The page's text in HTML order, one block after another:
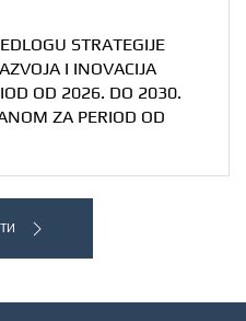
STRATEGIJE
I INOVACIJA
OD 2026. DO 2030.
ZA PERIOD OD